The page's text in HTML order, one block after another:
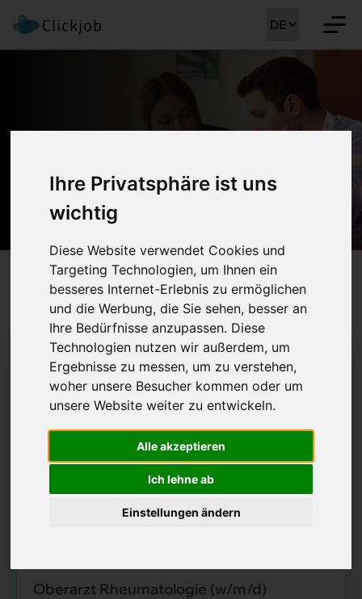
Ihre Privatsphäre ist uns
wichtig
Diese Website verwendet Cookies und
Targeting Technologien, um Ihnen ein
besseres Internet-Erlebnis zu ermöglichen
und die Werbung, die Sie sehen, besser an
Ihre Bedürfnisse anzupassen. Diese
Technologien nutzen wir außerdem, um
Ergebnisse zu messen, um zu verstehen,
woher unsere Besucher kommen oder um
unsere Website weiter zu entwickeln.
Alle akzeptieren
Ich lehne ab
Einstellungen ändern
Alle Jobs
SUCHE...
Oberärztin Anästhesie (w/m/d)
Bei unserem Kunden übernehmen Sie eine
verantwortungsvolle Funktion innerhalb eines
vielseitigen anästhesiologischen Umfelds. Sie führen
Oberarzt Rheumatologie (w/m/d)